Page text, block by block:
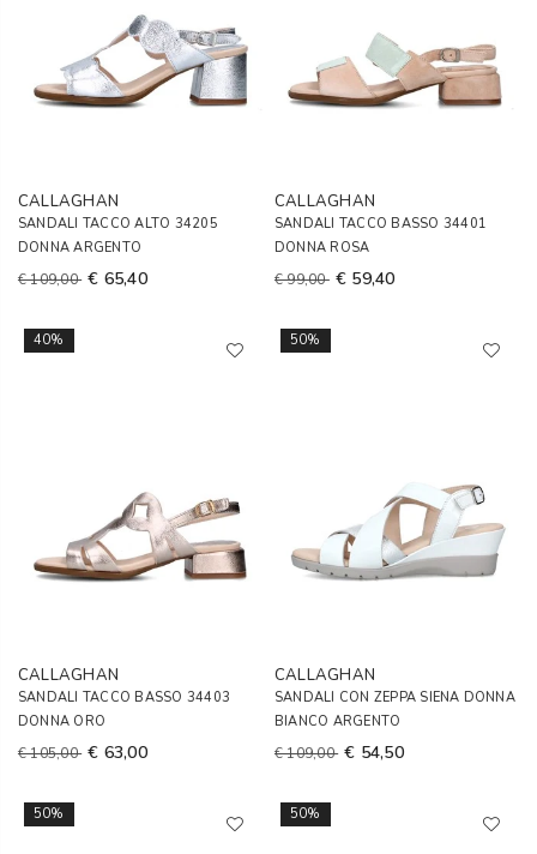
CALLAGHAN
SANDALI TACCO ALTO 34205
DONNA ARGENTO
€ 109,00 € 65,40
CALLAGHAN
SANDALI TACCO BASSO 34401
DONNA ROSA
€ 99,00 € 59,40
40%
CALLAGHAN
SANDALI TACCO BASSO 34403
DONNA ORO
€ 105,00 € 63,00
50%
CALLAGHAN
SANDALI CON ZEPPA SIENA DONNA
BIANCO ARGENTO
€ 109,00 € 54,50
50% 50%